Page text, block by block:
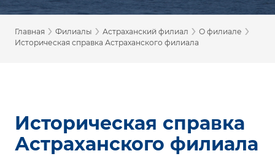
Главная › Филиалы › Астраханский филиал › О филиале ›
Историческая справка Астраханского филиала
Историческая справка
Астраханского филиала